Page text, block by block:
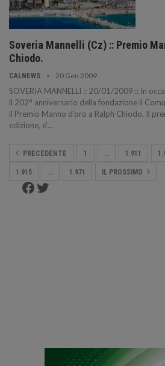
Soveria Mannelli (Cz) :: Premio
Chiodo.
CALNEWS 20 Gen 2009
SOVERIA MANNELLI :: 20/01/2009 :: In
il 202° anniversario della fondazione il
il Premio Manno d'oro a Ralph Chiodo. Il
edizione, e'…
PRECEDENTE 1 … 1.911
1.915 … 1.971 IL PROSSIMO
Facebook
Twitter